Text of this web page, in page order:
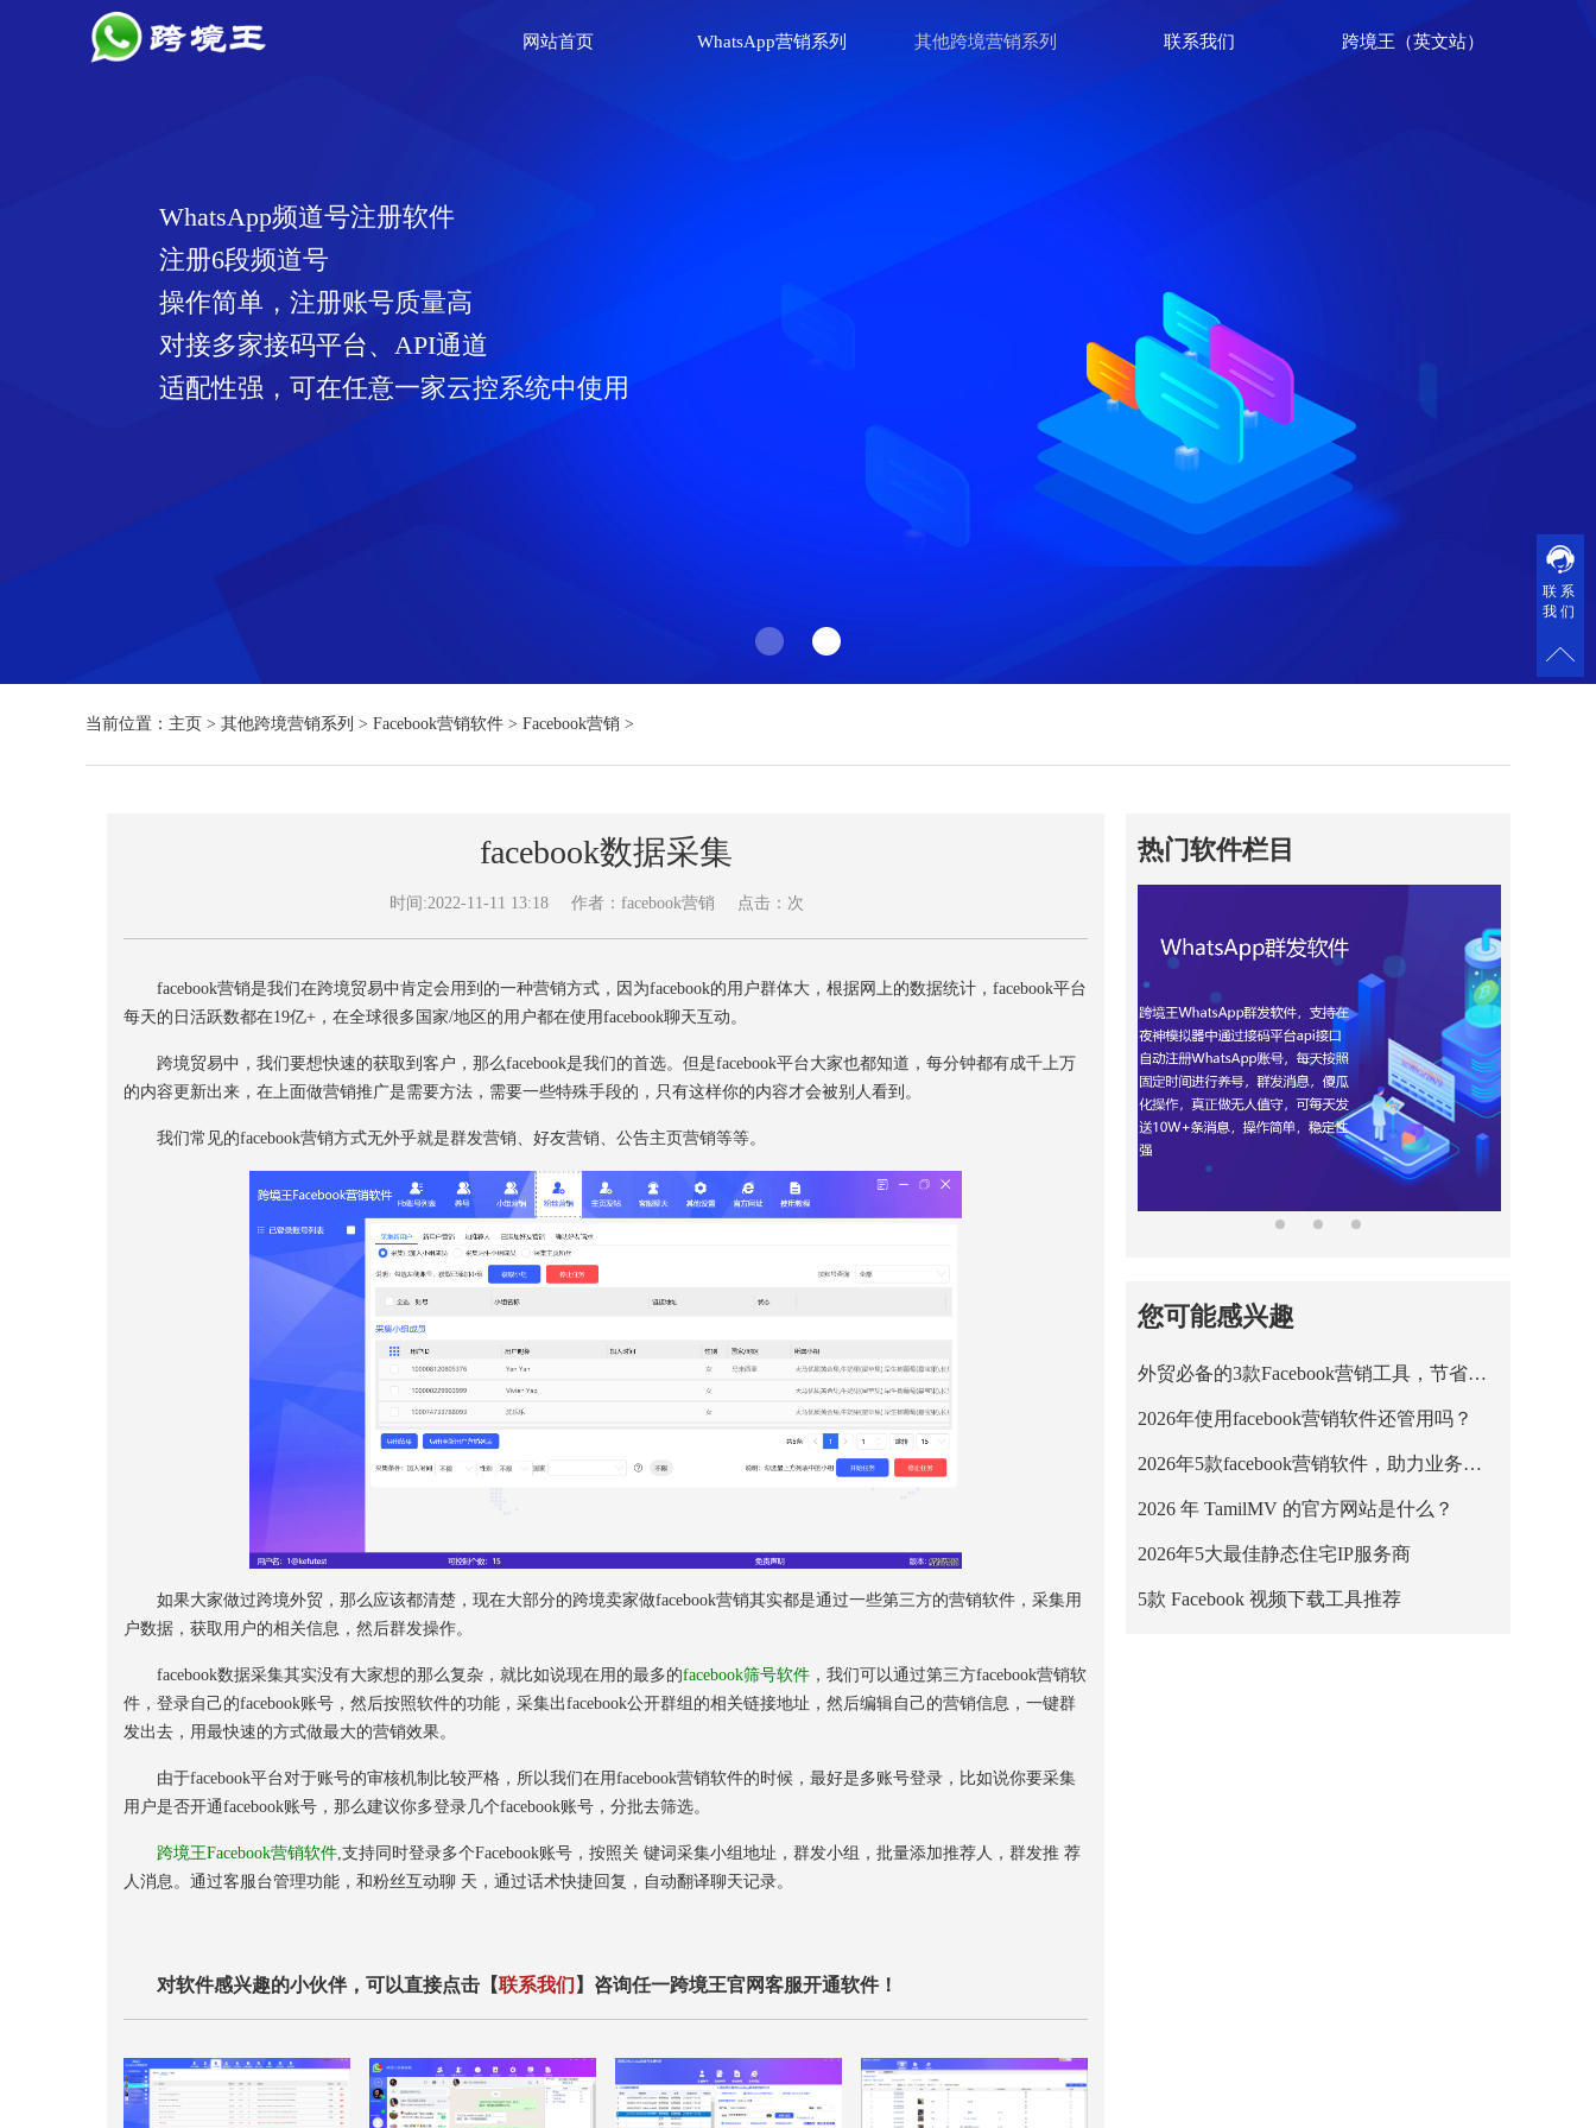
网站首页 WhatsApp营销系列 其他跨境营销系列 联系我们 跨境王（英文站）
WhatsApp频道号注册软件
注册6段频道号
操作简单，注册账号质量高
对接多家接码平台、API通道
适配性强，可在任意一家云控系统中使用
当前位置： 主页 > 其他跨境营销系列 > Facebook营销软件 > Facebook营销 >
facebook数据采集
时间:2022-11-11 13:18 作者：facebook营销 点击： 次
facebook营销是我们在跨境贸易中肯定会用到的一种营销方式，因为facebook的用户群体大，根据网上的数据统计，facebook平台
每天的日活跃数都在19亿+，在全球很多国家/地区的用户都在使用facebook聊天互动。
跨境贸易中，我们要想快速的获取到客户，那么facebook是我们的首选。但是facebook平台大家也都知道，每分钟都有成千上万
的内容更新出来，在上面做营销推广是需要方法，需要一些特殊手段的，只有这样你的内容才会被别人看到。
我们常见的facebook营销方式无外乎就是群发营销、好友营销、公告主页营销等等。
如果大家做过跨境外贸，那么应该都清楚，现在大部分的跨境卖家做facebook营销其实都是通过一些第三方的营销软件，采集用
户数据，获取用户的相关信息，然后群发操作。
facebook数据采集其实没有大家想的那么复杂，就比如说现在用的最多的facebook筛号软件 ，我们可以通过第三方facebook营销软
件，登录自己的facebook账号，然后按照软件的功能，采集出facebook公开群组的相关链接地址，然后编辑自己的营销信息，一键群
发出去，用最快速的方式做最大的营销效果。
由于facebook平台对于账号的审核机制比较严格，所以我们在用facebook营销软件的时候，最好是多账号登录，比如说你要采集
用户是否开通facebook账号，那么建议你多登录几个facebook账号，分批去筛选。
跨境王Facebook营销软件,支持同时登录多个Facebook账号，按照关 键词采集小组地址，群发小组，批量添加推荐人，群发推 荐
人消息。通过客服台管理功能，和粉丝互动聊 天，通过话术快捷回复，自动翻译聊天记录。
对软件感兴趣的小伙伴，可以直接点击【联系我们 】咨询任一跨境王官网客服开通软件！
热门软件栏目
您可能感兴趣
外贸必备的3款Facebook营销工具，节省营销成本！
2026年使用facebook营销软件还管用吗？
2026年5款facebook营销软件，助力业务平稳运行！
2026 年 TamilMV 的官方网站是什么？
2026年5大最佳静态住宅IP服务商
5款 Facebook 视频下载工具推荐
联系
我们